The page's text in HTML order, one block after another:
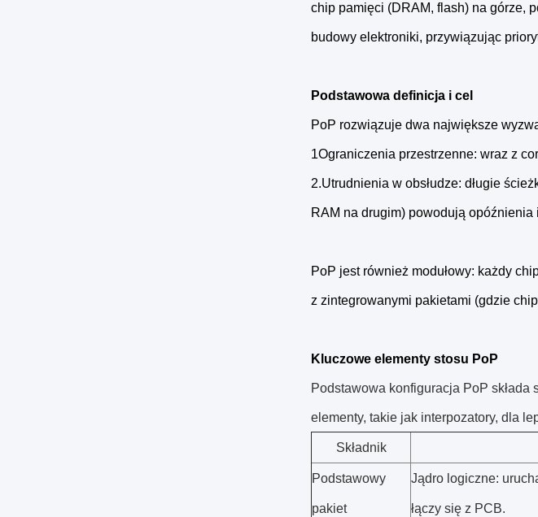
chip pamięci (DRAM, flash) na górze,
budowy elektroniki, przywiązując
Podstawowa definicja i cel
PoP rozwiązuje dwa największe
1Ograniczenia przestrzenne: wraz z
2.Utrudnienia w obsłudze: długie
RAM na drugim) powodują opóźnienia
PoP jest również modułowy: każdy
z zintegrowanymi pakietami (gdzie
Kluczowe elementy stosu PoP
Podstawowa konfiguracja PoP
elementy, takie jak interpozatory, dla
Składnik
Podstawowy
pakiet
Jądro logiczne:
łączy się z PCB.